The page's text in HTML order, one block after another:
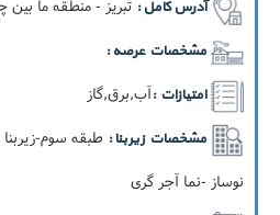
آدرس کامل : تبریز - منطقه ما بین
مشخصات عرصه :
امتیازات :آب,برق,گاز
مشخصات زیربنا :
نوساز -نما آجر گری